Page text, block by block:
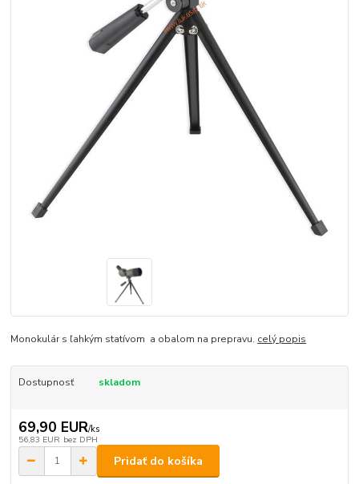
Monokulár s ľahkým statívom a obalom na prepravu. celý popis
Dostupnosť skladom
69,90 EUR/ks
56,83 EUR bez DPH
Pridať do košíka